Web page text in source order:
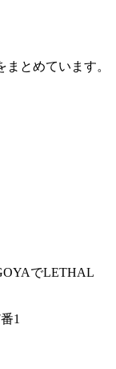
とめています。
でLETHAL
1